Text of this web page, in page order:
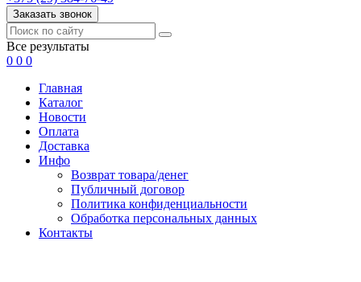
Заказать звонок
Все результаты
0 0 0
Главная
Каталог
Новости
Оплата
Доставка
Инфо
Возврат товара/денег
Публичный договор
Политика конфиденциальности
Обработка персональных данных
Контакты